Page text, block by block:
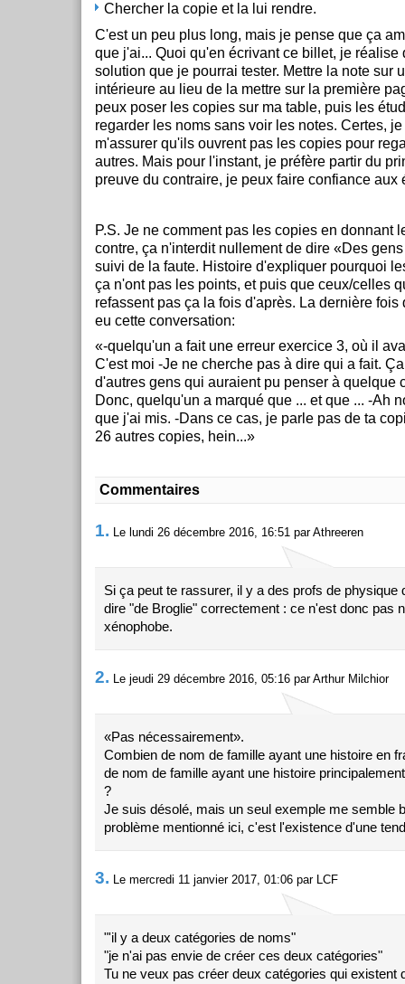
Chercher la copie et la lui rendre.
C'est un peu plus long, mais je pense que ça
que j'ai... Quoi qu'en écrivant ce billet, je réalise
solution que je pourrai tester. Mettre la note sur
intérieure au lieu de la mettre sur la première
peux poser les copies sur ma table, puis les
regarder les noms sans voir les notes. Certes,
m'assurer qu'ils ouvrent pas les copies pour
autres. Mais pour l'instant, je préfère partir du
preuve du contraire, je peux faire confiance aux
P.S. Je ne comment pas les copies en donnant
contre, ça n'interdit nullement de dire «Des
suivi de la faute. Histoire d'expliquer pourquoi
ça n'ont pas les points, et puis que ceux/celles
refassent pas ça la fois d'après. La dernière fois
eu cette conversation:
«-quelqu'un a fait une erreur exercice 3, où il
C'est moi -Je ne cherche pas à dire qui a fait.
d'autres gens qui auraient pu penser à quelque
Donc, quelqu'un a marqué que ... et que ... -Ah
que j'ai mis. -Dans ce cas, je parle pas de ta
26 autres copies, hein...»
Commentaires
1. Le lundi 26 décembre 2016, 16:51 par Athreeren
Si ça peut te rassurer, il y a des profs de physique
dire "de Broglie" correctement : ce n'est donc pas
xénophobe.
2. Le jeudi 29 décembre 2016, 05:16 par Arthur Milchior
«Pas nécessairement».
Combien de nom de famille ayant une histoire en
de nom de famille ayant une histoire
?
Je suis désolé, mais un seul exemple me semble
problème mentionné ici, c'est l'existence d'une
3. Le mercredi 11 janvier 2017, 01:06 par LCF
"'il y a deux catégories de noms"
"je n'ai pas envie de créer ces deux catégories"
Tu ne veux pas créer deux catégories qui existent